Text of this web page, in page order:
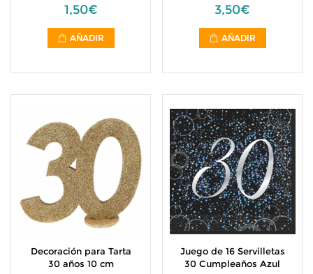
1,50€
AÑADIR
3,50€
AÑADIR
Decoración para Tarta
30 años 10 cm
Juego de 16 Servilletas
30 Cumpleaños Azul